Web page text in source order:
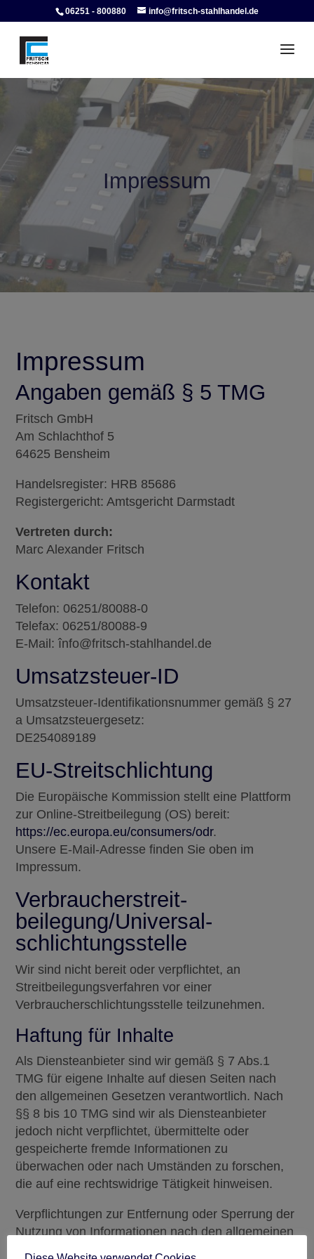
06251 - 800880 info@fritsch-stahlhandel.de
Impressum
Impressum
Angaben gemäß § 5 TMG
Fritsch GmbH
Am Schlachthof 5
64625 Bensheim
Handelsregister: HRB 85686
Registergericht: Amtsgericht Darmstadt
Vertreten durch:
Marc Alexander Fritsch
Kontakt
Telefon: 06251/80088-0
Telefax: 06251/80088-9
E-Mail: înfo@fritsch-stahlhandel.de
Umsatzsteuer-ID
Umsatzsteuer-Identifikationsnummer gemäß § 27
a Umsatzsteuergesetz:
DE254089189
EU-Streitschlichtung
Die Europäische Kommission stellt eine Plattform
zur Online-Streitbeilegung (OS) bereit:
https://ec.europa.eu/consumers/odr.
Unsere E-Mail-Adresse finden Sie oben im
Impressum.
Verbraucher­streit­
beilegung/Universal­
schlichtungs­stelle
Wir sind nicht bereit oder verpflichtet, an
Streitbeilegungsverfahren vor einer
Verbraucherschlichtungsstelle teilzunehmen.
Haftung für Inhalte
Als Diensteanbieter sind wir gemäß § 7 Abs.1
TMG für eigene Inhalte auf diesen Seiten nach
den allgemeinen Gesetzen verantwortlich. Nach
§§ 8 bis 10 TMG sind wir als Diensteanbieter
jedoch nicht verpflichtet, übermittelte oder
gespeicherte fremde Informationen zu
überwachen oder nach Umständen zu forschen,
die auf eine rechtswidrige Tätigkeit hinweisen.
Verpflichtungen zur Entfernung oder Sperrung der
Nutzung von Informationen nach den allgemeinen